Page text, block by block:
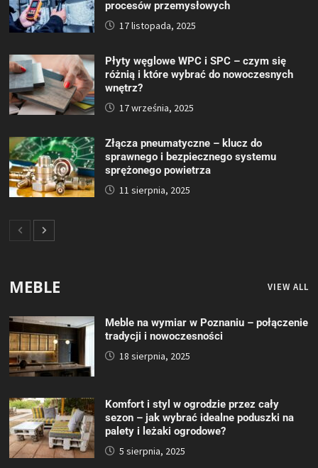
procesów przemysłowych
17 listopada, 2025
Płyty węglowe WPC i SPC – czym się
różnią i które wybrać do nowoczesnych
wnętrz?
17 września, 2025
Złącza pneumatyczne – klucz do
sprawnego i bezpiecznego systemu
sprężonego powietrza
11 sierpnia, 2025
MEBLE VIEW ALL
Meble na wymiar w Poznaniu – połączenie
tradycji i nowoczesności
18 sierpnia, 2025
Komfort i styl w ogrodzie przez cały
sezon – jak wybrać idealne poduszki na
palety i leżaki ogrodowe?
5 sierpnia, 2025